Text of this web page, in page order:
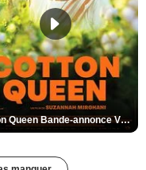
Cotton Queen Bande-annonce VO STFR